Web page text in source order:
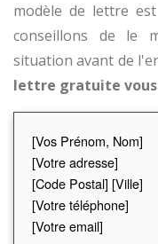
modèle de lettre
conseillons de le
situation avant de
lettre gratuite vous
[Vos Prénom, Nom]
[Votre adresse]
[Code Postal] [Ville]
[Votre téléphone]
[Votre email]